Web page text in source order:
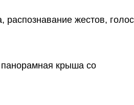
жестов,
крыша со